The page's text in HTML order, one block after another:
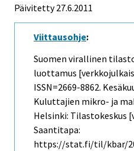
Päivitetty 27.6.2011
Viittausohje:
Suomen virallinen
luottamus
ISSN=2669-8862.
Kuluttajien mikro- ja
Helsinki: Tilastokeskus
Saantitapa:
https://stat.fi/til/kbar/